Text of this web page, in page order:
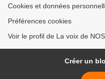
Cookies et données
Préférences cookies
Voir le profil de La voix de
Créer un